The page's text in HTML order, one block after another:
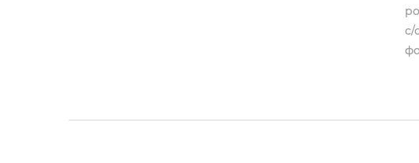
с/